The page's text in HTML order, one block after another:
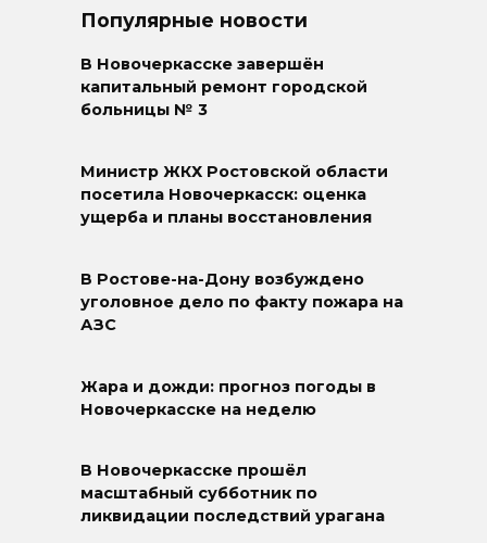
Популярные новости
В Новочеркасске завершён
капитальный ремонт городской
больницы № 3
Министр ЖКХ Ростовской области
посетила Новочеркасск: оценка
ущерба и планы восстановления
В Ростове-на-Дону возбуждено
уголовное дело по факту пожара на
АЗС
Жара и дожди: прогноз погоды в
Новочеркасске на неделю
В Новочеркасске прошёл
масштабный субботник по
ликвидации последствий урагана